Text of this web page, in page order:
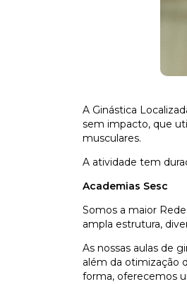
A Ginástica
sem impacto, que
musculares.
A atividade tem
Academias Sesc
Somos a maior
ampla estrutura,
As nossas aulas de
além da otimização
forma, oferecemos